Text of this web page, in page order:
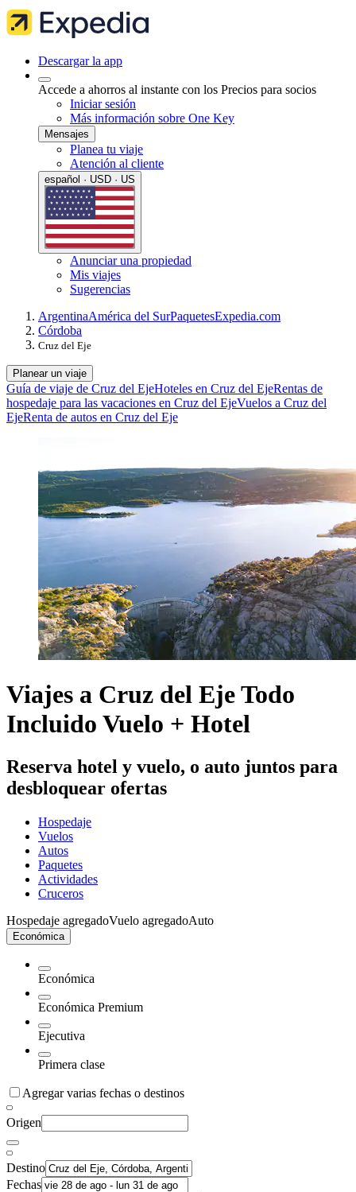
Descargar la app
Accede a ahorros al instante con los Precios para socios
Iniciar sesión
Más información sobre One Key
Mensajes
Planea tu viaje
Atención al cliente
español · USD · US
Anunciar una propiedad
Mis viajes
Sugerencias
ArgentinaAmérica del SurPaquetesExpedia.com
Córdoba
Cruz del Eje
Planear un viaje
Guía de viaje de Cruz del EjeHoteles en Cruz del EjeRentas de
hospedaje para las vacaciones en Cruz del EjeVuelos a Cruz del
EjeRenta de autos en Cruz del Eje
Viajes a Cruz del Eje Todo
Incluido Vuelo + Hotel
Reserva hotel y vuelo, o auto juntos para
desbloquear ofertas
Hospedaje
Vuelos
Autos
Paquetes
Actividades
Cruceros
Hospedaje agregadoVuelo agregadoAuto
Económica
Económica
Económica Premium
Ejecutiva
Primera clase
Agregar varias fechas o destinos
Origen
Destino
Fechas